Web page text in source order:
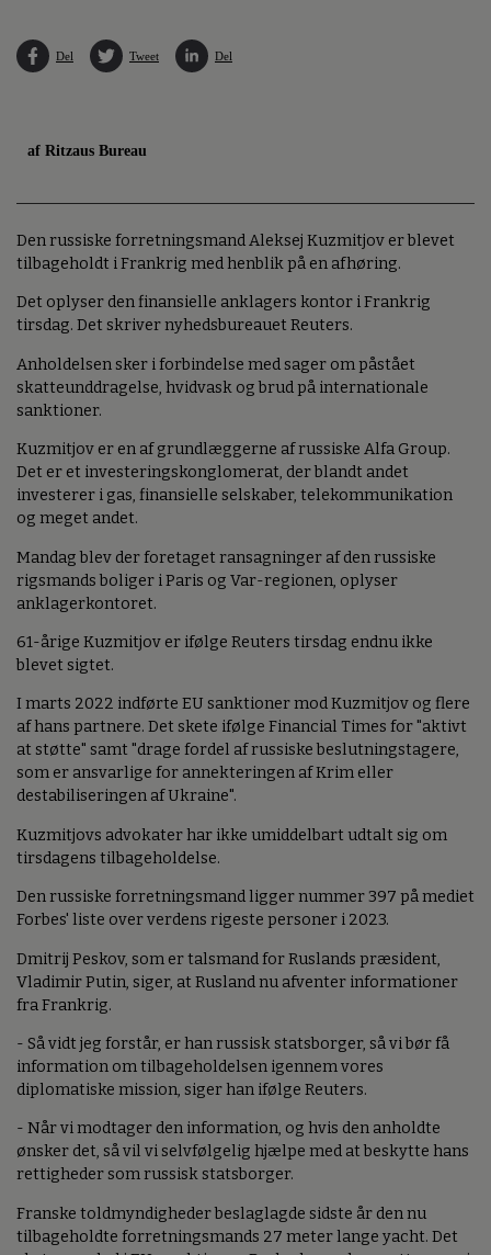
Del Tweet Del
af Ritzaus Bureau
Den russiske forretningsmand Aleksej Kuzmitjov er blevet
tilbageholdt i Frankrig med henblik på en afhøring.
Det oplyser den finansielle anklagers kontor i Frankrig
tirsdag. Det skriver nyhedsbureauet Reuters.
Anholdelsen sker i forbindelse med sager om påstået
skatteunddragelse, hvidvask og brud på internationale
sanktioner.
Kuzmitjov er en af grundlæggerne af russiske Alfa Group.
Det er et investeringskonglomerat, der blandt andet
investerer i gas, finansielle selskaber, telekommunikation
og meget andet.
Mandag blev der foretaget ransagninger af den russiske
rigsmands boliger i Paris og Var-regionen, oplyser
anklagerkontoret.
61-årige Kuzmitjov er ifølge Reuters tirsdag endnu ikke
blevet sigtet.
I marts 2022 indførte EU sanktioner mod Kuzmitjov og flere
af hans partnere. Det skete ifølge Financial Times for "aktivt
at støtte" samt "drage fordel af russiske beslutningstagere,
som er ansvarlige for annekteringen af Krim eller
destabiliseringen af Ukraine".
Kuzmitjovs advokater har ikke umiddelbart udtalt sig om
tirsdagens tilbageholdelse.
Den russiske forretningsmand ligger nummer 397 på mediet
Forbes' liste over verdens rigeste personer i 2023.
Dmitrij Peskov, som er talsmand for Ruslands præsident,
Vladimir Putin, siger, at Rusland nu afventer informationer
fra Frankrig.
- Så vidt jeg forstår, er han russisk statsborger, så vi bør få
information om tilbageholdelsen igennem vores
diplomatiske mission, siger han ifølge Reuters.
- Når vi modtager den information, og hvis den anholdte
ønsker det, så vil vi selvfølgelig hjælpe med at beskytte hans
rettigheder som russisk statsborger.
Franske toldmyndigheder beslaglagde sidste år den nu
tilbageholdte forretningsmands 27 meter lange yacht. Det